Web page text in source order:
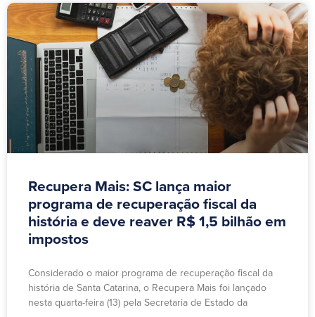
Recupera Mais: SC lança maior
programa de recuperação fiscal da
história e deve reaver R$ 1,5 bilhão em
impostos
Considerado o maior programa de recuperação fiscal da
história de Santa Catarina, o Recupera Mais foi lançado
nesta quarta-feira (13) pela Secretaria de Estado da